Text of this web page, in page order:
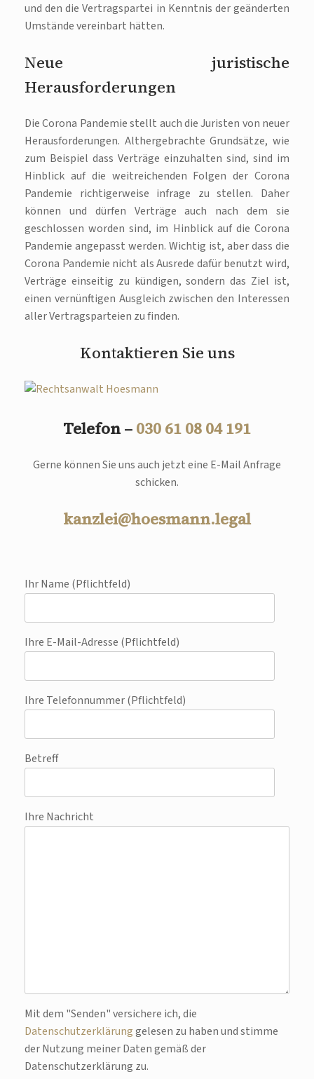
und den die Vertragspartei in Kenntnis der geänderten
Umstände vereinbart hätten.
Neue juristische
Herausforderungen
Die Corona Pandemie stellt auch die Juristen von neuer
Herausforderungen. Althergebrachte Grundsätze, wie
zum Beispiel dass Verträge einzuhalten sind, sind im
Hinblick auf die weitreichenden Folgen der Corona
Pandemie richtigerweise infrage zu stellen. Daher
können und dürfen Verträge auch nach dem sie
geschlossen worden sind, im Hinblick auf die Corona
Pandemie angepasst werden. Wichtig ist, aber dass die
Corona Pandemie nicht als Ausrede dafür benutzt wird,
Verträge einseitig zu kündigen, sondern das Ziel ist,
einen vernünftigen Ausgleich zwischen den Interessen
aller Vertragsparteien zu finden.
Kontaktieren Sie uns
Telefon – 030 61 08 04 191
Gerne können Sie uns auch jetzt eine E-Mail Anfrage
schicken.
kanzlei@hoesmann.legal
Ihr Name (Pflichtfeld)
Ihre E-Mail-Adresse (Pflichtfeld)
Ihre Telefonnummer (Pflichtfeld)
Betreff
Ihre Nachricht
Bitte lasse dieses Feld leer.
Mit dem "Senden" versichere ich, die
Datenschutzerklärunggelesen zu haben und stimme
der Nutzung meiner Daten gemäß der
Datenschutzerklärung zu.